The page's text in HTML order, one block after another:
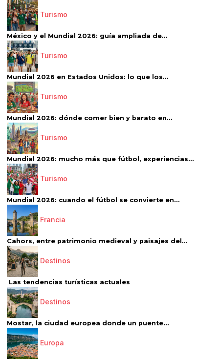
Turismo
México y el Mundial 2026: guía ampliada de...
Turismo
Mundial 2026 en Estados Unidos: lo que los...
Turismo
Mundial 2026: dónde comer bien y barato en...
Turismo
Mundial 2026: mucho más que fútbol, experiencias...
Turismo
Mundial 2026: cuando el fútbol se convierte en...
Francia
Cahors, entre patrimonio medieval y paisajes del...
Destinos
Las tendencias turísticas actuales
Destinos
Mostar, la ciudad europea donde un puente...
Europa